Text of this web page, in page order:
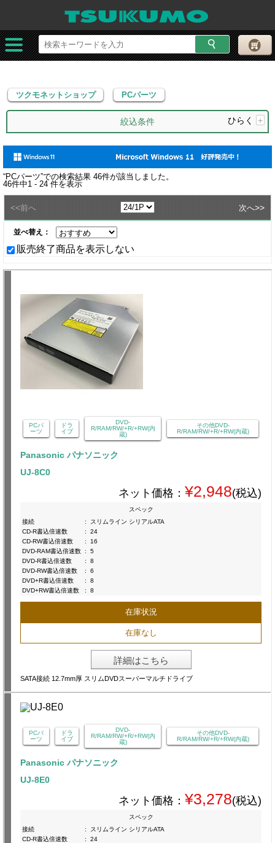
ツクモネットショップ PCパーツ
ツクモネットショップ PCパーツ
絞込条件 ひらく +
“PCパーツ”での検索結果 46件が該当しました。
46件中1 - 24件を表示
<<前へ 次へ>>
並べ替え：
販売終了商品を表示しない
PCパ
ーツ
ドラ
イブ
DVD-
R/RAM/RW/+R/+RW(内
蔵)
その他DVD-
R/RAM/RW/+R/+RW(内蔵)
Panasonic パナソニック
UJ-8C0
ネット価格： ¥2,948(税込)
スペック
接続
:
スリムライン シリアルATA
CD-R書込倍速数
:
24
CD-RW書込倍速数
:
16
DVD-RAM書込倍速数 :
5
DVD-R書込倍速数
:
8
DVD-RW書込倍速数
:
6
DVD+R書込倍速数
:
8
DVD+RW書込倍速数
: 8
在庫状況
在庫なし
詳細はこちら
SATA接続 12.7mm厚 スリムDVDスーパーマルチドライブ
PCパ
ーツ
ドラ
イブ
DVD-
R/RAM/RW/+R/+RW(内
蔵)
その他DVD-
R/RAM/RW/+R/+RW(内蔵)
Panasonic パナソニック
UJ-8E0
ネット価格： ¥3,278(税込)
スペック
接続
:
スリムライン シリアルATA
CD-R書込倍速数
:
24